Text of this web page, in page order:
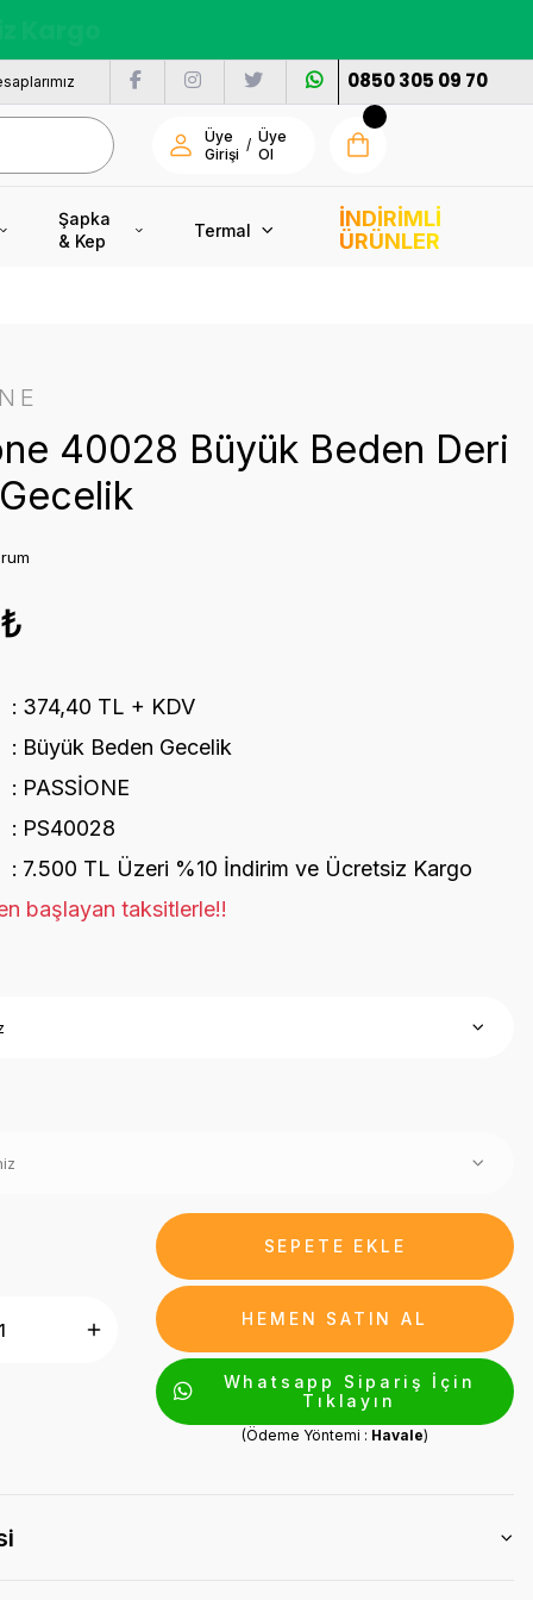
0850 305 09 70
Üye
Girişi
/ Üye
Ol
Şapka
& Kep
Termal
İNDİRİMLİ
ÜRÜNLER
40028 Büyük Beden Deri
374,40 TL + KDV
Büyük Beden Gecelik
PASSİONE
PS40028
7.500 TL Üzeri %10 İndirim ve Ücretsiz Kargo
başlayan taksitlerle!!
SEPETE EKLE
HEMEN SATIN AL
Whatsapp Sipariş İçin
Tıklayın
(Ödeme Yöntemi : Havale)